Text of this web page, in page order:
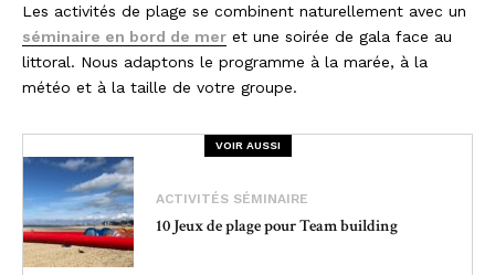
Les activités de plage se combinent naturellement avec un
séminaire en bord de mer et une soirée de gala face au
littoral. Nous adaptons le programme à la marée, à la
météo et à la taille de votre groupe.
VOIR AUSSI
ACTIVITÉS SÉMINAIRE
10 Jeux de plage pour Team building